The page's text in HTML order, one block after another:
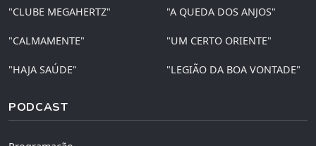
"CLUBE MEGAHERTZ" "A QUEDA DOS ANJOS"
"CALMAMENTE" "UM CERTO ORIENTE"
"HAJA SAÚDE" "LEGIÃO DA BOA VONTADE"
PODCAST